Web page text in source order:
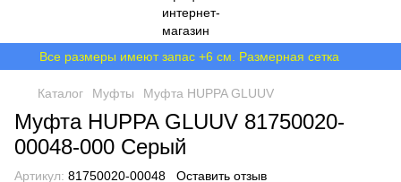
Все размеры имеют запас +6 см. Размерная сетка
Каталог Муфты Муфта HUPPA GLUUV
Муфта HUPPA GLUUV 81750020-
00048-000 Серый
Артикул: 81750020-00048 Оставить отзыв